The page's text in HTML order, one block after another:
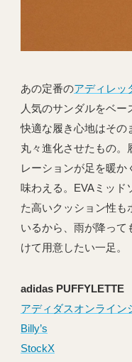
あの定番のアディレッ
人気のサンダルをベー
快適な履き心地はその
丸々進化させたもの。
レーションが足を暖
味わえる。EVAミッド
た高いクッション性も
いるから、雨が降って
けて用意したい一足。
adidas PUFFYLETTE
アディダスオンライン
Billy’s
StockX